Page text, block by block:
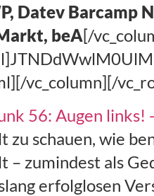
Datev Barcamp
beA[/
vc_column][/
56: Augen links!
zu schauen, wie
– zumindest als
erfolglosen